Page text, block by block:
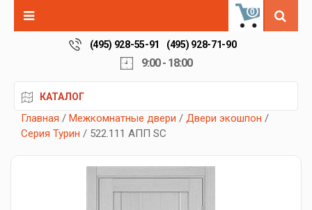
0
(495) 928-55-91 (495) 928-71-90
9:00 - 18:00
КАТАЛОГ
Главная / Межкомнатные двери / Двери экошпон /
Серия Турин / 522.111 АПП SC